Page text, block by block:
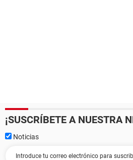
¡SUSCRÍBETE A NUESTRA
Noticias